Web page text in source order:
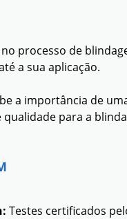
processo de
a sua aplicação.
a importância de
para a
Testes certificados